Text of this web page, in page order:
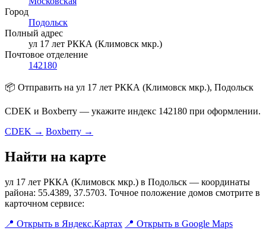
Город
Подольск
Полный адрес
ул 17 лет РККА (Климовск мкр.)
Почтовое отделение
142180
📦 Отправить на ул 17 лет РККА (Климовск мкр.), Подольск
CDEK и Boxberry — укажите индекс 142180 при оформлении.
CDEK → Boxberry →
Найти на карте
ул 17 лет РККА (Климовск мкр.) в Подольск — координаты
района: 55.4389, 37.5703. Точное положение домов смотрите в
карточном сервисе:
📍 Открыть в Яндекс.Картах 📍 Открыть в Google Maps